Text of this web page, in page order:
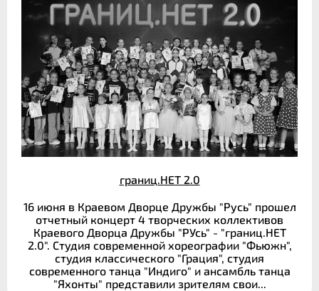
границ.НЕТ 2.0
16 июня в Краевом Дворце Дружбы "Русь" прошел
отчетный концерт 4 творческих коллективов
Краевого Дворца Дружбы "РУсь" - "границ.НЕТ
2.0". Студия современной хореографии "Фьюжн",
студия классического "Грация", студия
современного танца "Индиго" и ансамбль танца
"Яхонты" представили зрителям свои...